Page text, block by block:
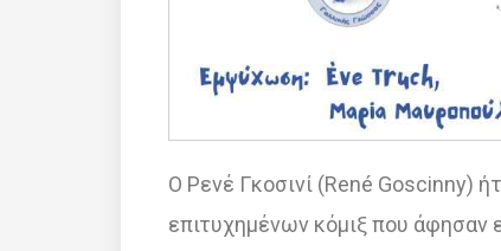
Ο Ρενέ Γκοσινί (René Goscinny)
επιτυχημένων κόμιξ που άφησαν